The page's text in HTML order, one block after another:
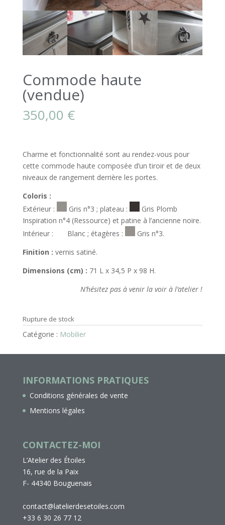
Commode haute
(vendue)
350,00 €
Charme et fonctionnalité sont au rendez-vous pour
cette commode haute composée d’un tiroir et de deux
niveaux de rangement derrière les portes.
Coloris :
Extérieur :
Gris n°3 ; plateau :
Gris Plomb
Inspiration n°4 (Ressource) et patine à l’ancienne noire.
Intérieur :
Blanc ; étagères :
Gris n°3.
Finition : vernis satiné.
Dimensions (cm) : 71 L x 34,5 P x 98 H.
N’hésitez pas à venir la voir à l’atelier !
Rupture de stock
Catégorie : Mobilier
INFORMATIONS PRATIQUES
Conditions générales de vente
Mentions légales
CONTACTEZ-MOI
L’Atelier des Étoiles
16, rue de la Paix
F- 44340 Bouguenais
contact@latelierdesetoiles.com
+33 6 30 26 77 12